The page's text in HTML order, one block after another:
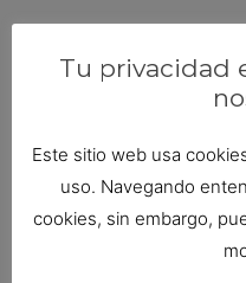
Tu privacidad
Este sitio web usa
uso. Navegando
cookies, sin embargo,